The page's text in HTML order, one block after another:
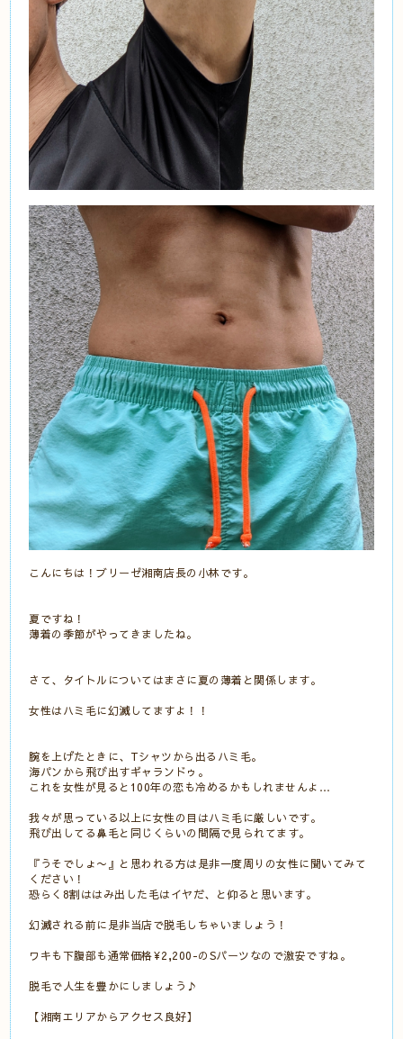
こんにちは！ブリーゼ湘南店長の小林です。
夏ですね！
薄着の季節がやってきましたね。
さて、タイトルについてはまさに夏の薄着と関係します。
女性はハミ毛に幻滅してますよ！！
腕を上げたときに、Tシャツから出るハミ毛。
海パンから飛び出すギャランドゥ。
これを女性が見ると100年の恋も冷めるかもしれませんよ…
我々が思っている以上に女性の目はハミ毛に厳しいです。
飛び出してる鼻毛と同じくらいの間隔で見られてます。
『うそでしょ〜』と思われる方は是非一度周りの女性に聞いてみて
ください！
恐らく8割ははみ出した毛はイヤだ、と仰ると思います。
幻滅される前に是非当店で脱毛しちゃいましょう！
ワキも下腹部も通常価格¥2,200-のSパーツなので激安ですね。
脱毛で人生を豊かにしましょう♪
【湘南エリアからアクセス良好】